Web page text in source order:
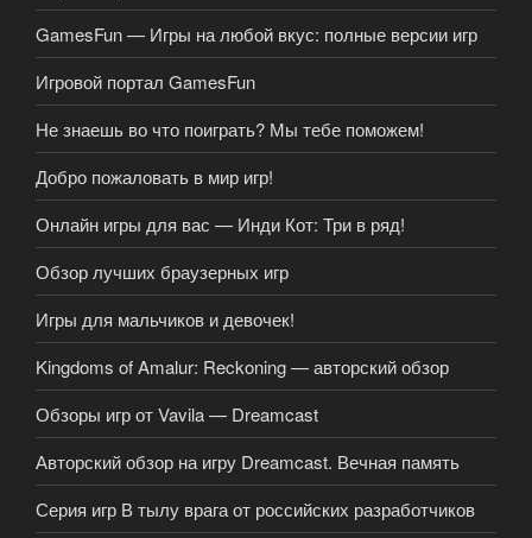
GamesFun — Игры на любой вкус: полные версии игр
Игровой портал GamesFun
Не знаешь во что поиграть? Мы тебе поможем!
Добро пожаловать в мир игр!
Онлайн игры для вас — Инди Кот: Три в ряд!
Обзор лучших браузерных игр
Игры для мальчиков и девочек!
Kingdoms of Amalur: Reckoning — авторский обзор
Обзоры игр от Vavila — Dreamcast
Авторский обзор на игру Dreamcast. Вечная память
Серия игр В тылу врага от российских разработчиков